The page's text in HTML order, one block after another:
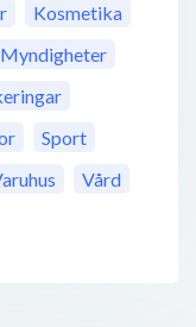
Kosmetika
Myndigheter
Sport
Vård